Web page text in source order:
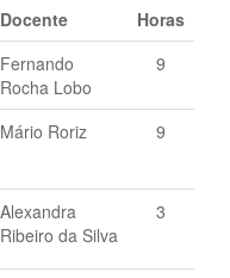
Docente
Horas
Fernando
Rocha Lobo
9
Mário Roriz 9
Alexandra
Ribeiro da Silva
3